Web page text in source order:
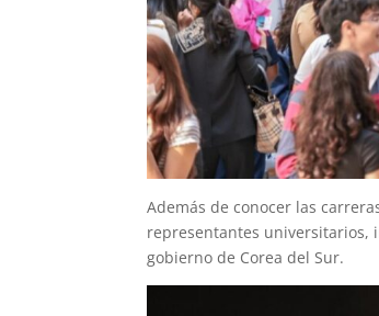
Además de conocer las
representantes universitarios,
gobierno de Corea del Sur.